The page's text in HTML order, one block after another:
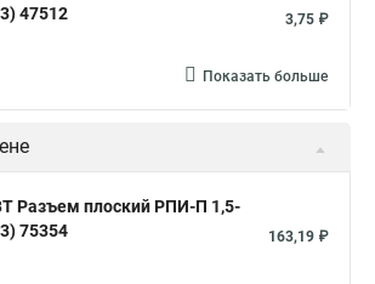
47512
3,75 ₽
Показать больше
Разъем плоский РПИ-П 1,5-
75354
163,19 ₽